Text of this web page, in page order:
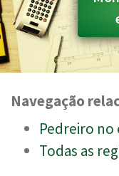
Navegação
Pedreiro no
Todas as